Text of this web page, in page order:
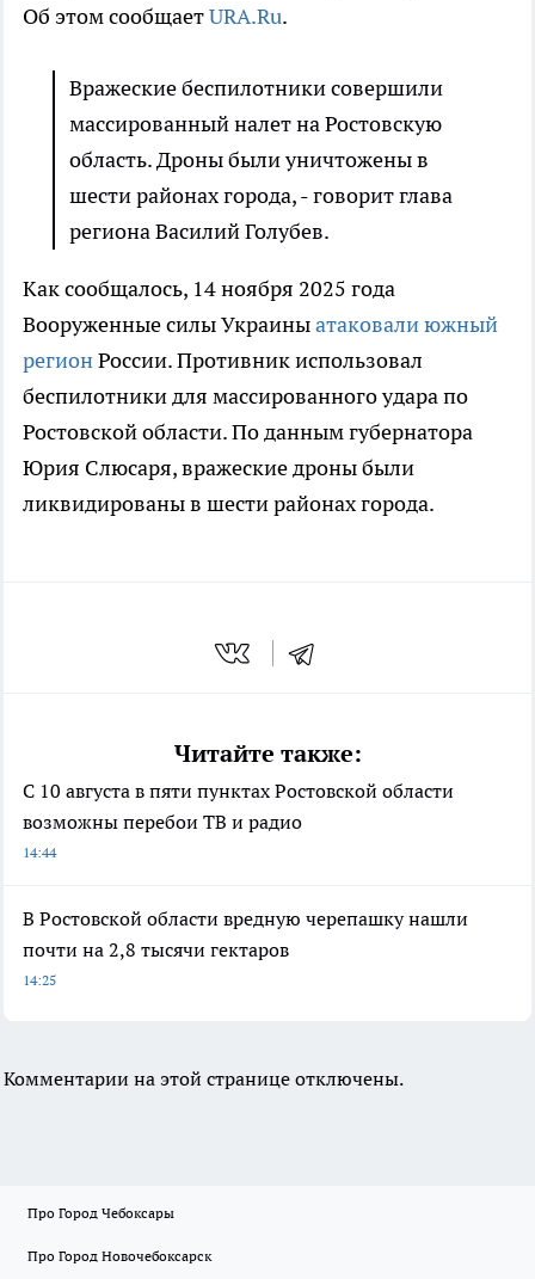
Об этом сообщаетURA.Ru.
Вражеские беспилотники совершили
массированный налет на Ростовскую
область. Дроны были уничтожены в
шести районах города, - говорит глава
региона Василий Голубев.
Как сообщалось, 14 ноября 2025 года
Вооруженные силы Украиныатаковали южный
регионРоссии. Противник использовал
беспилотники для массированного удара по
Ростовской области. По данным губернатора
Юрия Слюсаря, вражеские дроны были
ликвидированы в шести районах города.
Читайте также:
С 10 августа в пяти пунктах Ростовской области
возможны перебои ТВ и радио
14:44
В Ростовской области вредную черепашку нашли
почти на 2,8 тысячи гектаров
14:25
Комментарии на этой странице отключены.
Про Город Чебоксары
Про Город Новочебоксарск